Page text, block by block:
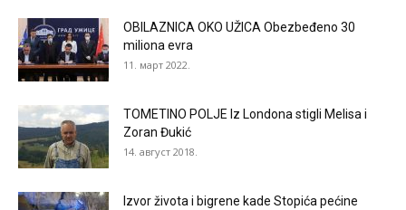
OBILAZNICA OKO UŽICA Obezbeđeno 30
miliona evra
11. март 2022.
TOMETINO POLJE Iz Londona stigli Melisa i
Zoran Đukić
14. август 2018.
Izvor života i bigrene kade Stopića pećine